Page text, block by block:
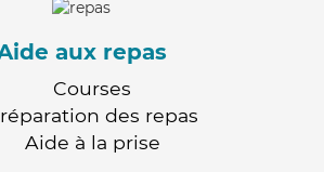
aux repas
Courses
des repas
Aide à la prise